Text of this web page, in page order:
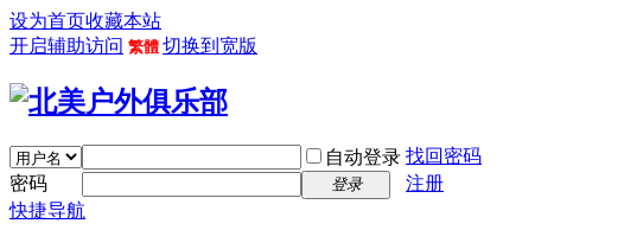
设为首页收藏本站
开启辅助访问 繁體 切换到宽版
自动登录 找回密码
密码
登录
注册
快捷导航